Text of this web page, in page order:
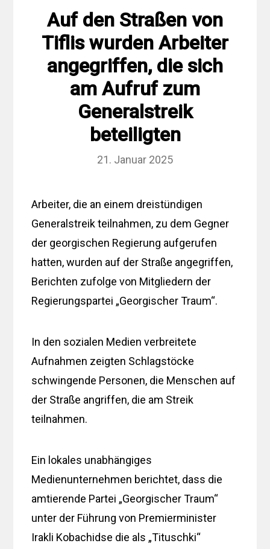
Auf den Straßen von
Tiflis wurden Arbeiter
angegriffen, die sich
am Aufruf zum
Generalstreik
beteiligten
21. Januar 2025
Arbeiter, die an einem dreistündigen
Generalstreik teilnahmen, zu dem Gegner
der georgischen Regierung aufgerufen
hatten, wurden auf der Straße angegriffen,
Berichten zufolge von Mitgliedern der
Regierungspartei „Georgischer Traum“.
In den sozialen Medien verbreitete
Aufnahmen zeigten Schlagstöcke
schwingende Personen, die Menschen auf
der Straße angriffen, die am Streik
teilnahmen.
Ein lokales unabhängiges
Medienunternehmen berichtet, dass die
amtierende Partei „Georgischer Traum“
unter der Führung von Premierminister
Irakli Kobachidse die als „Tituschki“